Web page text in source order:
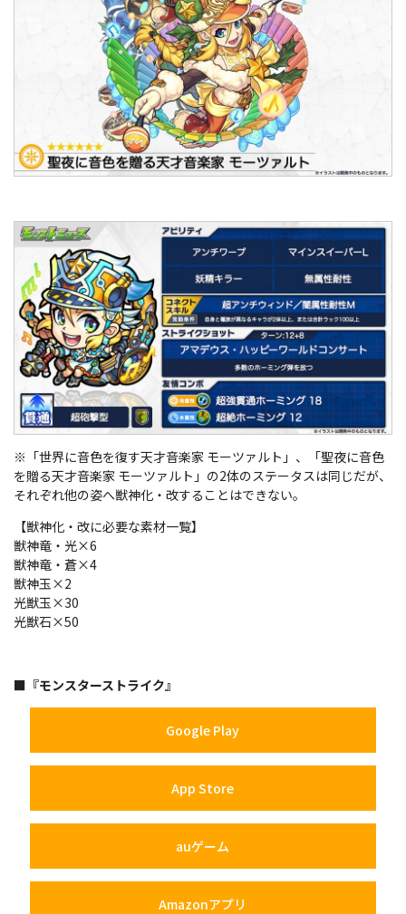
※「世界に音色を復す天才音楽家 モーツァルト」、「聖夜に音色
を贈る天才音楽家 モーツァルト」の2体のステータスは同じだが、
それぞれ他の姿へ獣神化・改することはできない。
【獣神化・改に必要な素材一覧】
獣神竜・光×6
獣神竜・蒼×4
獣神玉×2
光獣玉×30
光獣石×50
■『モンスターストライク』
Google Play
App Store
auゲーム
Amazonアプリ